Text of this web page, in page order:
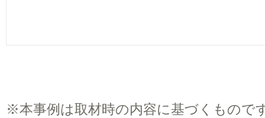
※本事例は取材時の内容に基づくもので